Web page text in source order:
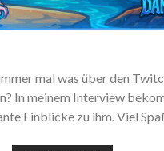
mal was über den
In meinem Interview
Einblicke zu ihm. Viel